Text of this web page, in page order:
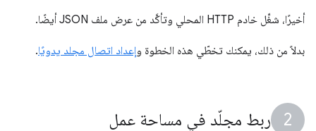
أخيرًا، شغِّل خادم HTTP المحلي وتأكَّد من عرض ملف JSON أيضًا.
بدلاً من ذلك، يمكنك تخطّي هذه الخطوة وإعداد اتصال مجلد يدويًا.
ربط مجلّد في مساحة عمل